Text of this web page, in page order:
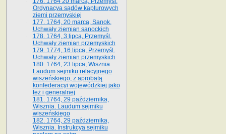
Ordynacya sądów kapturowych
ziemi przemyskiej
177. 1764, 20 marca, Sanok.
Uchwały ziemian sanockich
178. 1764, 3 lipca, Przemyśl.
Uchwały ziemian przemyskich
179. 1774, 16 lipca, Przemyśl.
Uchwały ziemian przemyskich
180. 1764, 23 lipca, Wisznia.
Laudum sejmiku relacyjnego
wiszeńskiego, z aprobatą
konfederacyi wojewódzkiej jako
też i generalnej
181. 1764, 29 października,
Wisznia. Laudum sejmiku
wiszeńskiego
182. 1764, 29 października,
Wisznia. Instrukcya sejmiku